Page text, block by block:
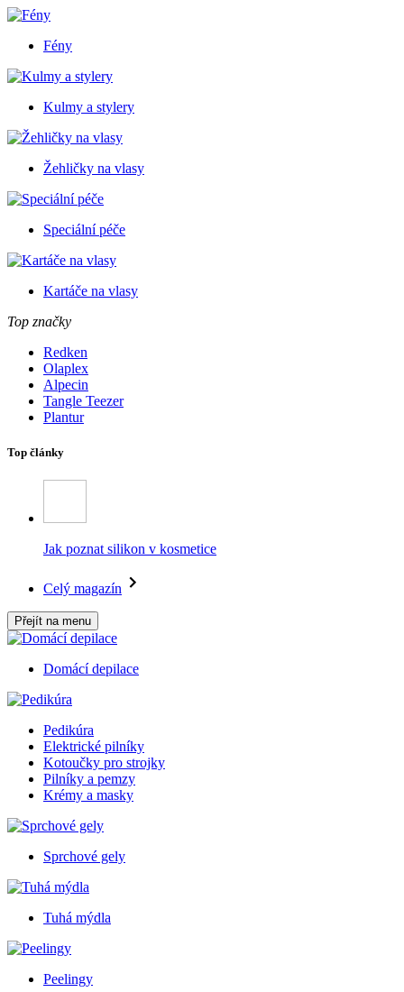
Fény
Kulmy a stylery
Žehličky na vlasy
Speciální péče
Kartáče na vlasy
Top značky
Redken
Olaplex
Alpecin
Tangle Teezer
Plantur
Top články
Jak poznat silikon v kosmetice
Celý magazín
Přejít na menu
Domácí depilace
Pedikúra
Elektrické pilníky
Kotoučky pro strojky
Pilníky a pemzy
Krémy a masky
Sprchové gely
Tuhá mýdla
Peelingy